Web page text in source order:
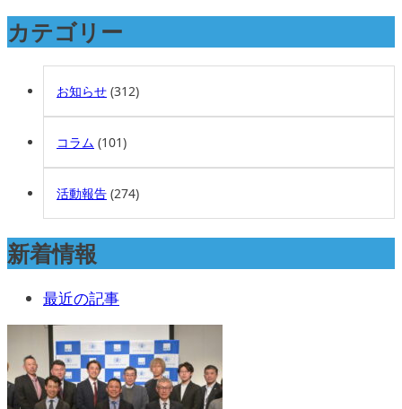
カテゴリー
お知らせ (312)
コラム (101)
活動報告 (274)
新着情報
最近の記事